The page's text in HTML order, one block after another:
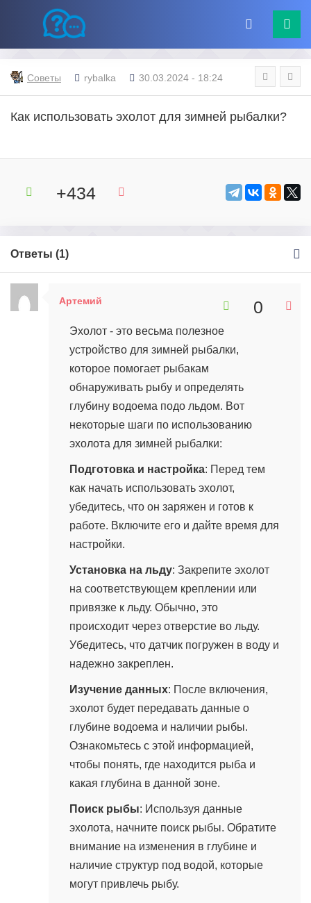
Советы rybalka 30.03.2024 - 18:24
Как использовать эхолот для зимней рыбалки?
+434
Ответы (1)
Артемий
Эхолот - это весьма полезное
устройство для зимней рыбалки,
которое помогает рыбакам
обнаруживать рыбу и определять
глубину водоема подо льдом. Вот
некоторые шаги по использованию
эхолота для зимней рыбалки:
Подготовка и настройка: Перед тем
как начать использовать эхолот,
убедитесь, что он заряжен и готов к
работе. Включите его и дайте время для
настройки.
Установка на льду: Закрепите эхолот
на соответствующем креплении или
привязке к льду. Обычно, это
происходит через отверстие во льду.
Убедитесь, что датчик погружен в воду и
надежно закреплен.
Изучение данных: После включения,
эхолот будет передавать данные о
глубине водоема и наличии рыбы.
Ознакомьтесь с этой информацией,
чтобы понять, где находится рыба и
какая глубина в данной зоне.
Поиск рыбы: Используя данные
эхолота, начните поиск рыбы. Обратите
внимание на изменения в глубине и
наличие структур под водой, которые
могут привлечь рыбу.
0